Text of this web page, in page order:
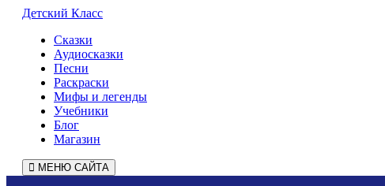
Детский Класс
Сказки
Аудиосказки
Песни
Раскраски
Мифы и легенды
Учебники
Блог
Магазин
МЕНЮ САЙТА